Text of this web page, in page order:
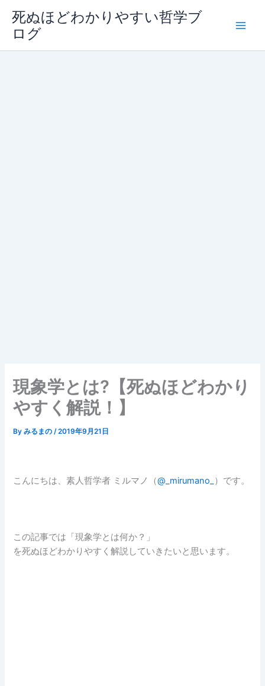
ス
死ぬほどわかりやすい哲学ブ
ログ
現象学とは?【死ぬほどわかり
やすく解説！】
Byみるまの/2019年9月21日
こんにちは、素人哲学者 ミルマノ（@_mirumano_ ）です。
この記事では「現象学とは何か？」
を死ぬほどわかりやすく解説していきたいと思います。